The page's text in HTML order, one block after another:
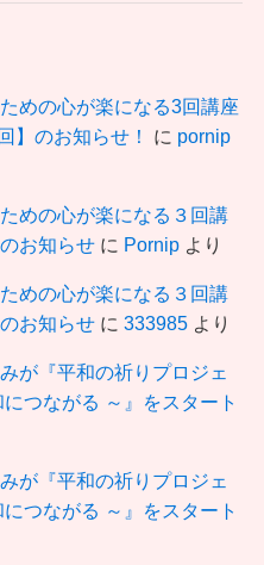
めの心が楽になる3回講座
】のお知らせ！
に pornip
めの心が楽になる３回講
お知らせに Pornipより
めの心が楽になる３回講
お知らせに 333985より
が『平和の祈りプロジェ
つながる ～』をスタート
が『平和の祈りプロジェ
つながる ～』をスタート